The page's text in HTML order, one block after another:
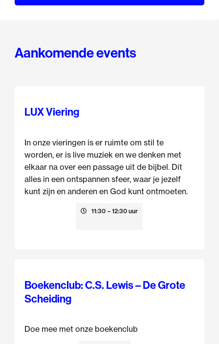
Aankomende events
LUX Viering
In onze vieringen is er ruimte om stil te
worden, er is live muziek en we denken met
elkaar na over een passage uit de bijbel. Dit
alles in een ontspannen sfeer, waar je jezelf
kunt zijn en anderen en God kunt ontmoeten.
11:30 – 12:30 uur
Boekenclub: C.S. Lewis – De Grote
Scheiding
Doe mee met onze boekenclub